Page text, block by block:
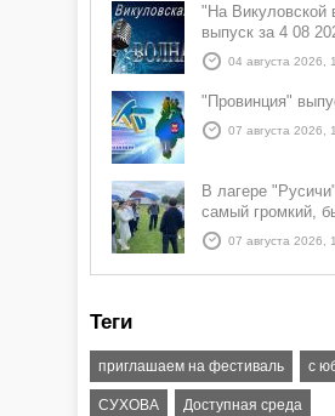
"На Викуловской
выпуск за 4 08
04 августа 2026,
"Провинция"
07 августа 2026,
В лагере
самый громкий,
азартный час
07 августа 2026,
Теги
приглашаем на фестиваль с
СУХОВА Доступная среда